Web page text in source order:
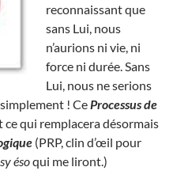
reconnaissant que
sans Lui, nous
n’aurions ni vie, ni
force ni durée. Sans
Lui, nous ne serions
! Ce Processus de
ce qui remplacera désormais
(PRP, clin d’œil pour
ésoqui me liront.)